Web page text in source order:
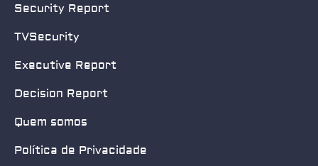
Security Report
TVSecurity
Executive Report
Decision Report
Quem somos
Política de Privacidade